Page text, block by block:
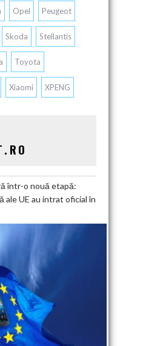
Opel Peugeot
Skoda Stellantis
Toyota
Xiaomi XPENG
într-o nouă etapă:
ale UE au intrat oficial în